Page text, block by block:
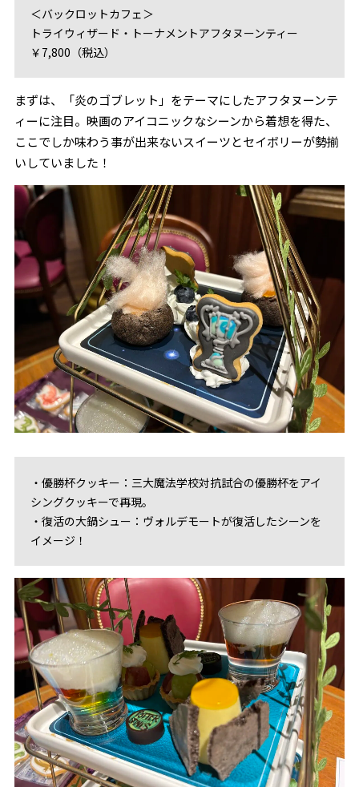
＜バックロットカフェ＞
トライウィザード・トーナメントアフタヌーンティー
￥7,800（税込）
まずは、「炎のゴブレット」をテーマにしたアフタヌーンテ
ィーに注目。映画のアイコニックなシーンから着想を得た、
ここでしか味わう事が出来ないスイーツとセイボリーが勢揃
いしていました！
・優勝杯クッキー：三大魔法学校対抗試合の優勝杯をアイ
シングクッキーで再現。
・復活の大鍋シュー：ヴォルデモートが復活したシーンを
イメージ！